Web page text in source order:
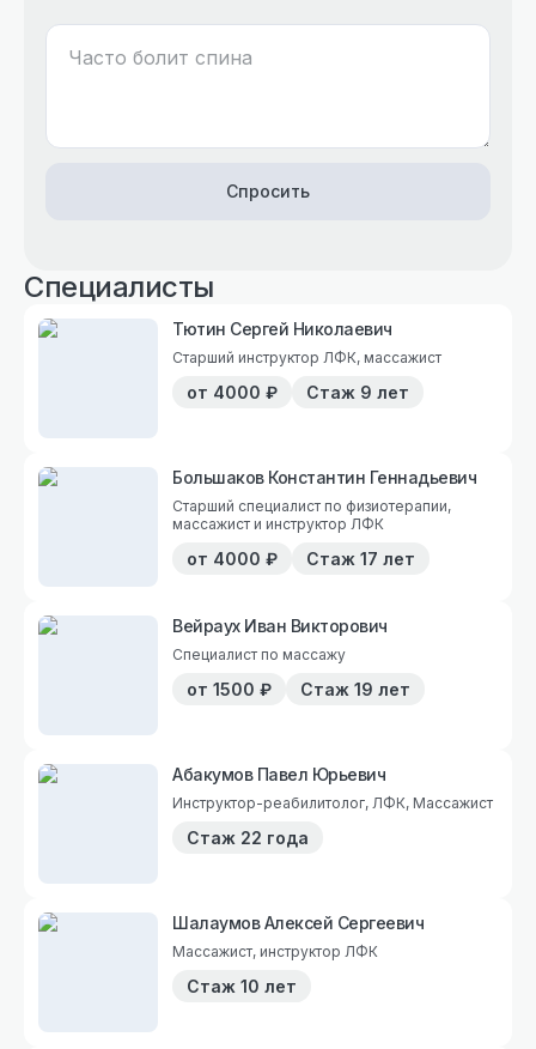
Спросить
Специалисты
Тютин Сергей Николаевич
Старший инструктор ЛФК, массажист
от 4000 ₽ Стаж 9 лет
Большаков Константин Геннадьевич
Старший специалист по физиотерапии,
массажист и инструктор ЛФК
от 4000 ₽ Стаж 17 лет
Вейраух Иван Викторович
Специалист по массажу
от 1500 ₽ Стаж 19 лет
Абакумов Павел Юрьевич
Инструктор-реабилитолог, ЛФК, Массажист
Стаж 22 года
Шалаумов Алексей Сергеевич
Массажист, инструктор ЛФК
Стаж 10 лет